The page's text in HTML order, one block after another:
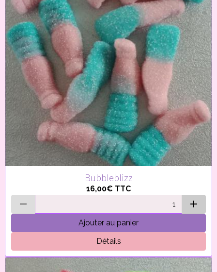
Bubbleblizz
16,00€ TTC
Ajouter au panier
Détails